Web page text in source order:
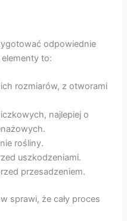
odpowiednie
elementy to:
rozmiarów, z otworami
najlepiej o
rośliny.
uszkodzeniami.
przesadzeniem.
sprawi, że cały proces